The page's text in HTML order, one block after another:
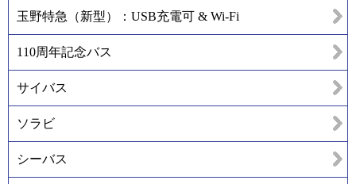
玉野特急（新型）：USB充電可 & Wi-Fi
110周年記念バス
サイバス
ソラビ
シーバス